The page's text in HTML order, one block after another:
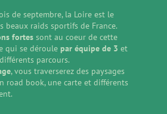
de septembre, la Loire est le
beaux raids sportifs de France.
fortessont au coeur de cette
qui se déroule par équipe de 3 et
parcours.
, vous traverserez des paysages
road book, une carte et différents